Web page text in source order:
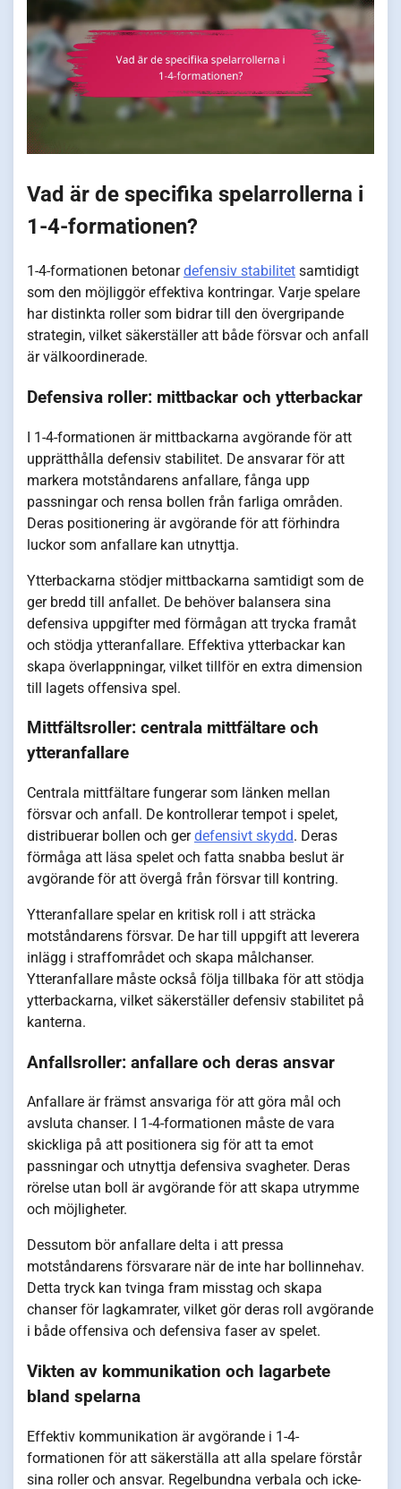
Vad är de specifika spelarrollerna i
1-4-formationen?
1-4-formationen betonardefensiv stabilitet samtidigt
som den möjliggör effektiva kontringar. Varje spelare
har distinkta roller som bidrar till den övergripande
strategin, vilket säkerställer att både försvar och anfall
är välkoordinerade.
Defensiva roller: mittbackar och ytterbackar
I 1-4-formationen är mittbackarna avgörande för att
upprätthålla defensiv stabilitet. De ansvarar för att
markera motståndarens anfallare, fånga upp
passningar och rensa bollen från farliga områden.
Deras positionering är avgörande för att förhindra
luckor som anfallare kan utnyttja.
Ytterbackarna stödjer mittbackarna samtidigt som de
ger bredd till anfallet. De behöver balansera sina
defensiva uppgifter med förmågan att trycka framåt
och stödja ytteranfallare. Effektiva ytterbackar kan
skapa överlappningar, vilket tillför en extra dimension
till lagets offensiva spel.
Mittfältsroller: centrala mittfältare och
ytteranfallare
Centrala mittfältare fungerar som länken mellan
försvar och anfall. De kontrollerar tempot i spelet,
distribuerar bollen och gerdefensivt skydd. Deras
förmåga att läsa spelet och fatta snabba beslut är
avgörande för att övergå från försvar till kontring.
Ytteranfallare spelar en kritisk roll i att sträcka
motståndarens försvar. De har till uppgift att leverera
inlägg i straffområdet och skapa målchanser.
Ytteranfallare måste också följa tillbaka för att stödja
ytterbackarna, vilket säkerställer defensiv stabilitet på
kanterna.
Anfallsroller: anfallare och deras ansvar
Anfallare är främst ansvariga för att göra mål och
avsluta chanser. I 1-4-formationen måste de vara
skickliga på att positionera sig för att ta emot
passningar och utnyttja defensiva svagheter. Deras
rörelse utan boll är avgörande för att skapa utrymme
och möjligheter.
Dessutom bör anfallare delta i att pressa
motståndarens försvarare när de inte har bollinnehav.
Detta tryck kan tvinga fram misstag och skapa
chanser för lagkamrater, vilket gör deras roll avgörande
i både offensiva och defensiva faser av spelet.
Vikten av kommunikation och lagarbete
bland spelarna
Effektiv kommunikation är avgörande i 1-4-
formationen för att säkerställa att alla spelare förstår
sina roller och ansvar. Regelbundna verbala och icke-